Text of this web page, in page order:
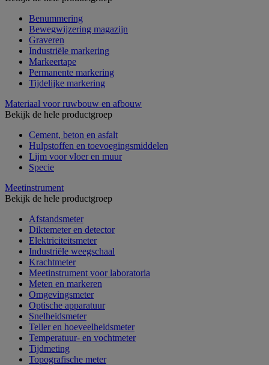
Benummering
Bewegwijzering magazijn
Graveren
Industriële markering
Markeertape
Permanente markering
Tijdelijke markering
Materiaal voor ruwbouw en afbouw
Bekijk de hele productgroep
Cement, beton en asfalt
Hulpstoffen en toevoegingsmiddelen
Lijm voor vloer en muur
Specie
Meetinstrument
Bekijk de hele productgroep
Afstandsmeter
Diktemeter en detector
Elektriciteitsmeter
Industriële weegschaal
Krachtmeter
Meetinstrument voor laboratoria
Meten en markeren
Omgevingsmeter
Optische apparatuur
Snelheidsmeter
Teller en hoeveelheidsmeter
Temperatuur- en vochtmeter
Tijdmeting
Topografische meter